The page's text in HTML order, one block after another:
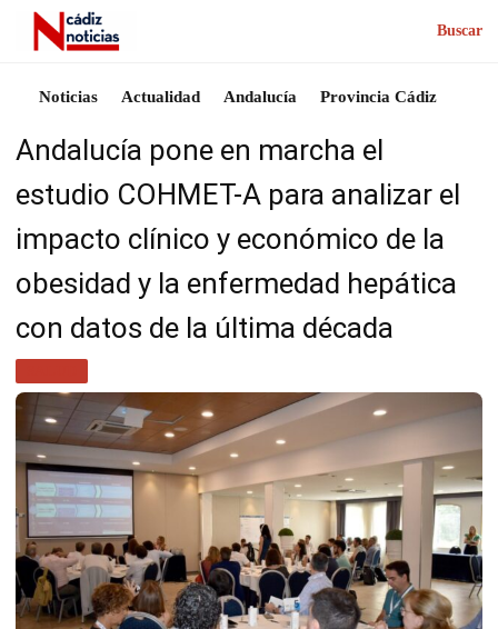
Buscar
Noticias Actualidad Andalucía Provincia Cádiz
Andalucía pone en marcha el
estudio COHMET-A para analizar el
impacto clínico y económico de la
obesidad y la enfermedad hepática
con datos de la última década